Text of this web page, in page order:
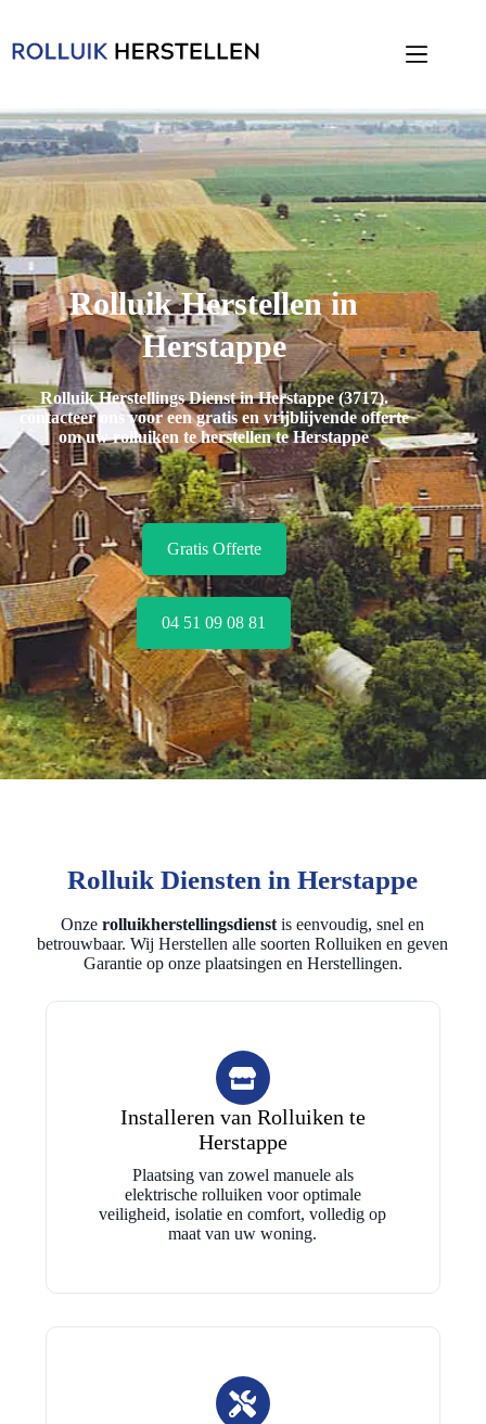
Rolluik Herstellen in
Herstappe
Rolluik Herstellings Dienst in Herstappe (3717).
contacteer ons voor een gratis en vrijblijvende offerte
om uw rolluiken te herstellen te Herstappe
Gratis Offerte
04 51 09 08 81
Rolluik Diensten in Herstappe
Onzerolluikherstellingsdienst is eenvoudig, snel en
betrouwbaar. Wij Herstellen alle soorten Rolluiken en geven
Garantie op onze plaatsingen en Herstellingen.
Installeren van Rolluiken te
Herstappe
Plaatsing van zowel manuele als
elektrische rolluiken voor optimale
veiligheid, isolatie en comfort, volledig op
maat van uw woning.